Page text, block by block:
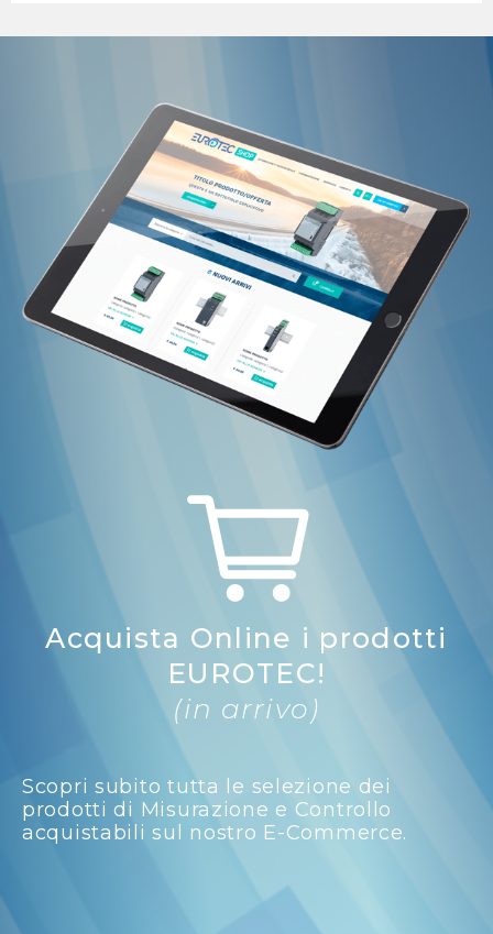
Acquista Online i prodotti
EUROTEC!
(in arrivo)
Scopri subito tutta le selezione dei
prodotti di Misurazione e Controllo
acquistabili sul nostro E-Commerce.